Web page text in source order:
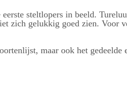
steltlopers in beeld.
zich gelukkig goed zien. Voor
maar ook het